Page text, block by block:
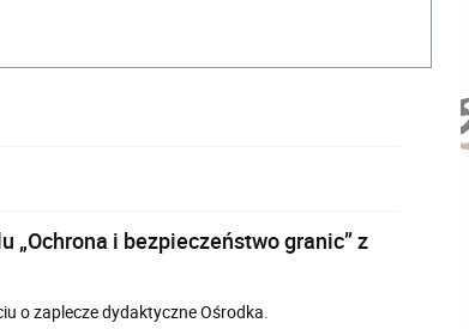
i bezpieczeństwo granic” z
o zaplecze dydaktyczne Ośrodka.